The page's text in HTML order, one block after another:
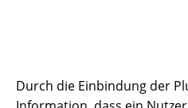
Durch die Einbindung der